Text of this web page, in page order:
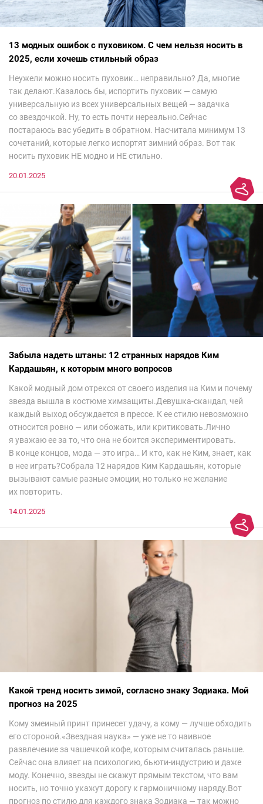
13 модных ошибок с пуховиком. С чем нельзя носить в
2025, если хочешь стильный образ
Неужели можно носить пуховик… неправильно? Да, многие
так делают.Казалось бы, испортить пуховик — самую
универсальную из всех универсальных вещей — задачка
со звездочкой. Ну, то есть почти нереально.Сейчас
постараюсь вас убедить в обратном. Насчитала минимум 13
сочетаний, которые легко испортят зимний образ. Вот так
носить пуховик НЕ модно и НЕ стильно.
20.01.2025
Забыла надеть штаны: 12 странных нарядов Ким
Кардашьян, к которым много вопросов
Какой модный дом отрекся от своего изделия на Ким и почему
звезда вышла в костюме химзащиты.Девушка-скандал, чей
каждый выход обсуждается в прессе. К ее стилю невозможно
относится ровно — или обожать, или критиковать.Лично
я уважаю ее за то, что она не боится экспериментировать.
В конце концов, мода — это игра… И кто, как не Ким, знает, как
в нее играть?Собрала 12 нарядов Ким Кардашьян, которые
вызывают самые разные эмоции, но только не желание
их повторить.
14.01.2025
Какой тренд носить зимой, согласно знаку Зодиака. Мой
прогноз на 2025
Кому змеиный принт принесет удачу, а кому — лучше обходить
его стороной.«Звездная наука» — уже не то наивное
развлечение за чашечкой кофе, которым считалась раньше.
Сейчас она влияет на психологию, бьюти-индустрию и даже
моду. Конечно, звезды не скажут прямым текстом, что вам
носить, но точно укажут дорогу к гармоничному наряду.Вот
прогноз по стилю для каждого знака Зодиака — так можно